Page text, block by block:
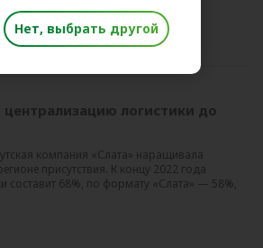
ритейла в последний месяц.
централизацию логистики до
компания «Слата» наращивала
присутствия. К концу 2022 года
составит 68%, по формату «Слата» — 58%,
Нет, выбрать другой